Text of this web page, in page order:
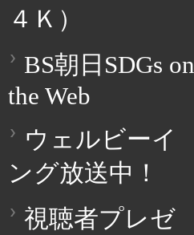
４Ｋ）
BS朝日SDGs on
the Web
ウェルビーイ
ング放送中！
視聴者プレゼ